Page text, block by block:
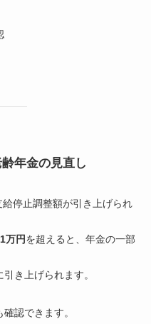
年金の見直し
停止調整額が引き上げられ
万円を超えると、年金の一部
引き上げられます。
認できます。